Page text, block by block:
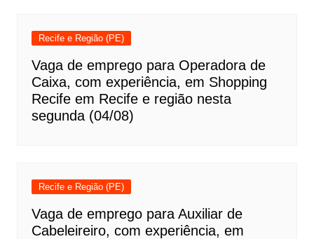
Recife e Região (PE)
Vaga de emprego para Operadora de
Caixa, com experiência, em Shopping
Recife em Recife e região nesta
segunda (04/08)
Recife e Região (PE)
Vaga de emprego para Auxiliar de
Cabeleireiro, com experiência, em